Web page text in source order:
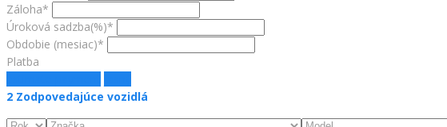
Záloha*
Úroková sadzba(%)*
Obdobie (mesiac)*
Platba
2 Zodpovedajúce vozidlá